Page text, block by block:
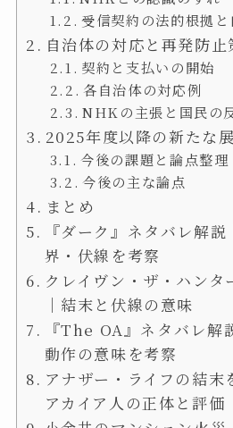
受信契約の法的根拠
自治体の対応と再発防止
契約と支払いの開始
各自治体の対応例
NHKの主張と国民の
2025年度以降の新たな
今後の課題と論点整理
今後の主な論点
まとめ
『ダーク』ネタバレ解
界・伏線を考察
クレイヴン・ザ・ハン
｜結末と伏線の意味
『The OA』ネタバレ解
動作の意味を考察
アナザー・ライフの結末
アカイア人の正体と評価